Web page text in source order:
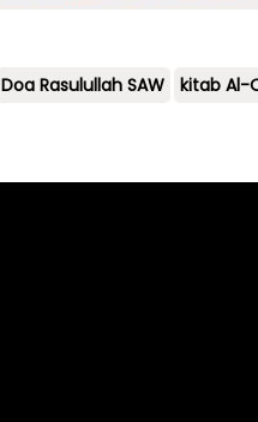
Doa Rasulullah SAW kitab Al-